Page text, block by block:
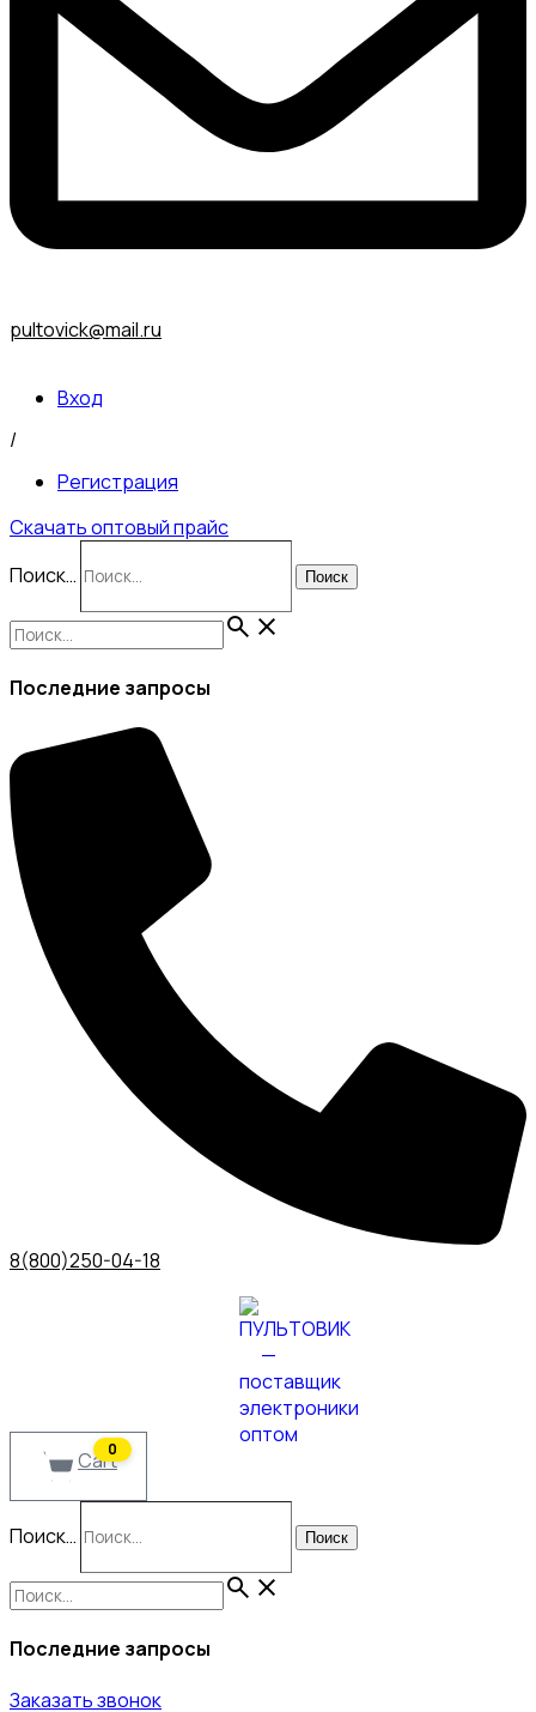
pultovick@mail.ru
Вход
/
Регистрация
Скачать оптовый прайс
Поиск…
Поиск
Последние запросы
8(800)250-04-18
0
Cart
Поиск… Поиск
Последние запросы
Заказать звонок